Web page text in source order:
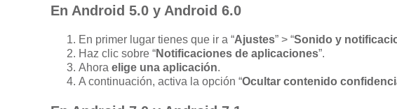
En Android 5.0 y Android 6.0
En primer lugar tienes que ir a “Ajustes” > “Sonido y
Haz clic sobre “Notificaciones de aplicaciones”.
Ahora elige una aplicación.
A continuación, activa la opción “Ocultar contenido